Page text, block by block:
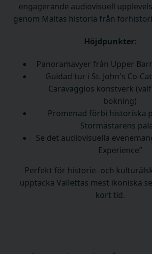
engagerande audiovisuell
genom Maltas historia från
Höjdpunkter:
Panoramavyer från Upper
Guidad tur i St. John's Co-
Caravaggios konstverk
bokning)
Promenad förbi historiska
Stormästarens
Se det audiovisuella
Experience”
Perfekt för historie- och
upptäcka Vallettas mest ikoniska
kort tid.